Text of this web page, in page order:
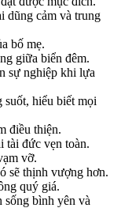
dũng cảm và trung
bố mẹ.
giữa biển đêm.
sự nghiệp khi lựa
suốt, hiểu biết mọi
điều thiện.
tài đức vẹn toàn.
vỡ.
sẽ thịnh vượng hơn.
quý giá.
sống bình yên và